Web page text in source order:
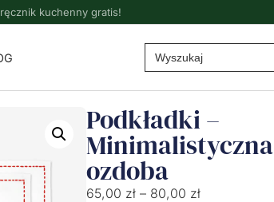
kuchenny gratis!
Search
for:
Podkładki –
Minimalistyczna
ozdoba
65,00 zł – 80,00 zł